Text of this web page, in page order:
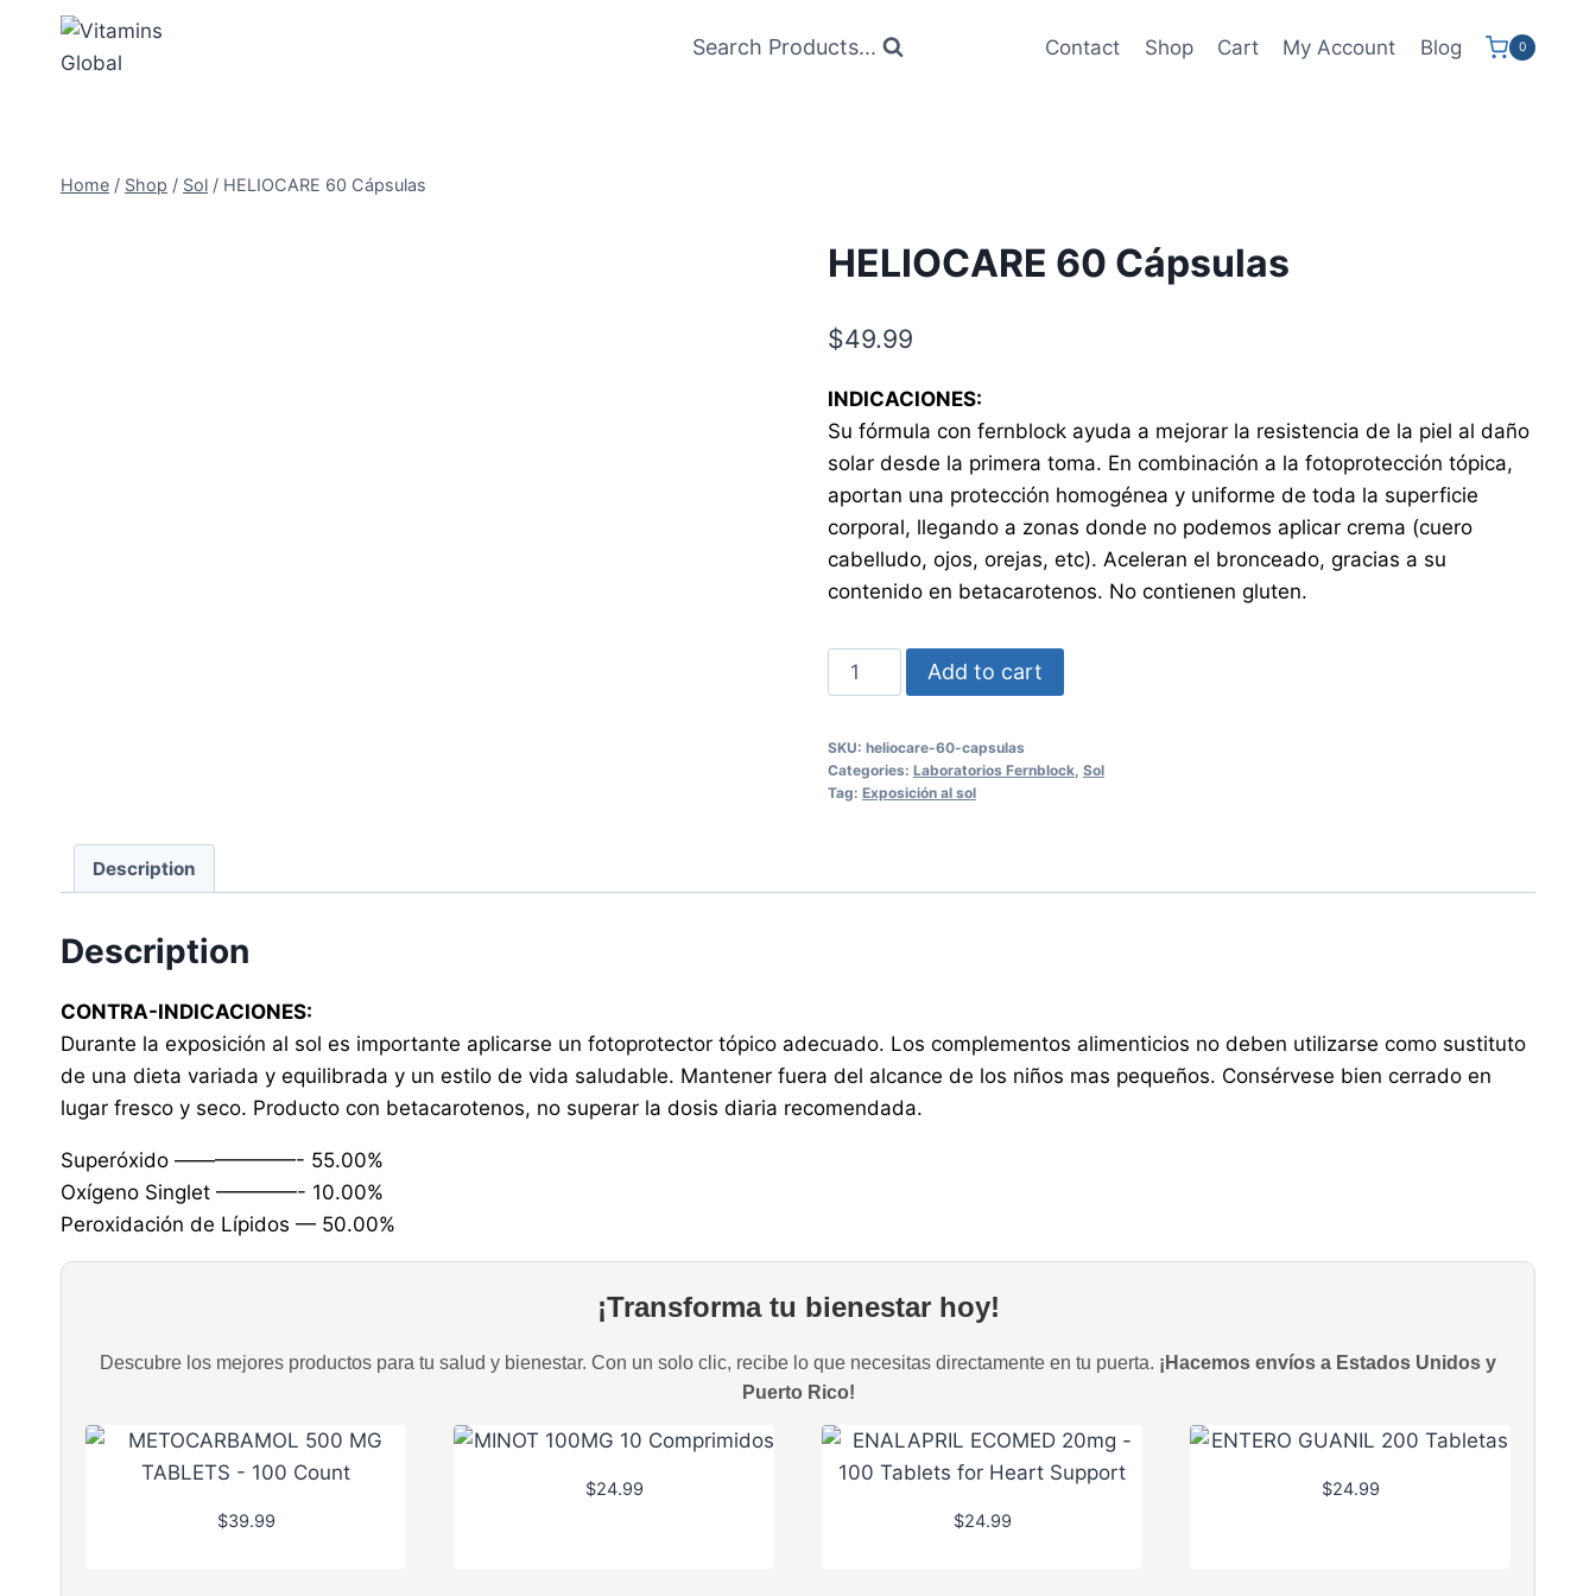
content
Search Products... Contact Shop Cart My Account Blog 0
Home / Shop / Sol / HELIOCARE 60 Cápsulas
HELIOCARE 60 Cápsulas
$49.99
INDICACIONES:
Su fórmula con fernblock ayuda a mejorar la resistencia de la piel al daño
solar desde la primera toma. En combinación a la fotoprotección tópica,
aportan una protección homogénea y uniforme de toda la superficie
corporal, llegando a zonas donde no podemos aplicar crema (cuero
cabelludo, ojos, orejas, etc). Aceleran el bronceado, gracias a su
contenido en betacarotenos. No contienen gluten.
HELIOCARE
60
quantity
Add to cart
SKU: heliocare-60-capsulas
Categories: Laboratorios Fernblock, Sol
Tag: Exposición al sol
Description
Description
CONTRA-INDICACIONES:
Durante la exposición al sol es importante aplicarse un fotoprotector tópico adecuado. Los complementos alimenticios no deben utilizarse como sustituto
de una dieta variada y equilibrada y un estilo de vida saludable. Mantener fuera del alcance de los niños mas pequeños. Consérvese bien cerrado en
lugar fresco y seco. Producto con betacarotenos, no superar la dosis diaria recomendada.
Superóxido ——————- 55.00%
Oxígeno Singlet ————- 10.00%
Peroxidación de Lípidos — 50.00%
¡Transforma tu bienestar hoy!
Descubre los mejores productos para tu salud y bienestar. Con un solo clic, recibe lo que necesitas directamente en tu puerta. ¡Hacemos envíos a Estados Unidos y
Puerto Rico!
$39.99
$24.99
$24.99
$24.99